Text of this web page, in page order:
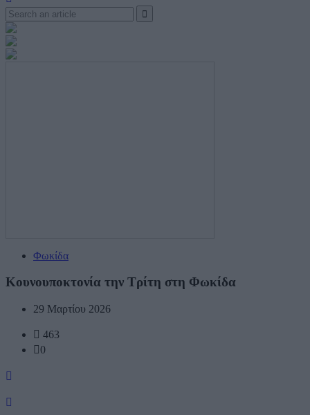
Φωκίδα
Κουνουποκτονία την Τρίτη στη Φωκίδα
29 Μαρτίου 2026
463
0